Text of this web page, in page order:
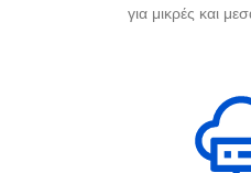
για μικρές και